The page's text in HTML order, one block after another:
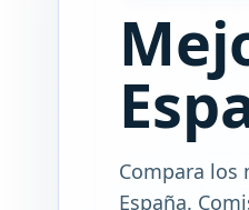
Compara los
España.